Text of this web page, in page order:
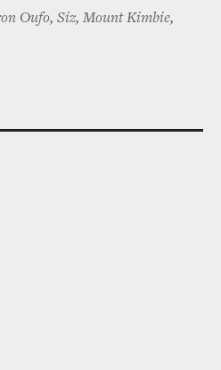
Oufo, Siz, Mount Kimbie,